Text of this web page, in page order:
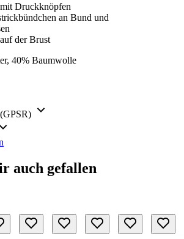
Druckknöpfen
an Bund und
der Brust
40% Baumwolle
auch gefallen